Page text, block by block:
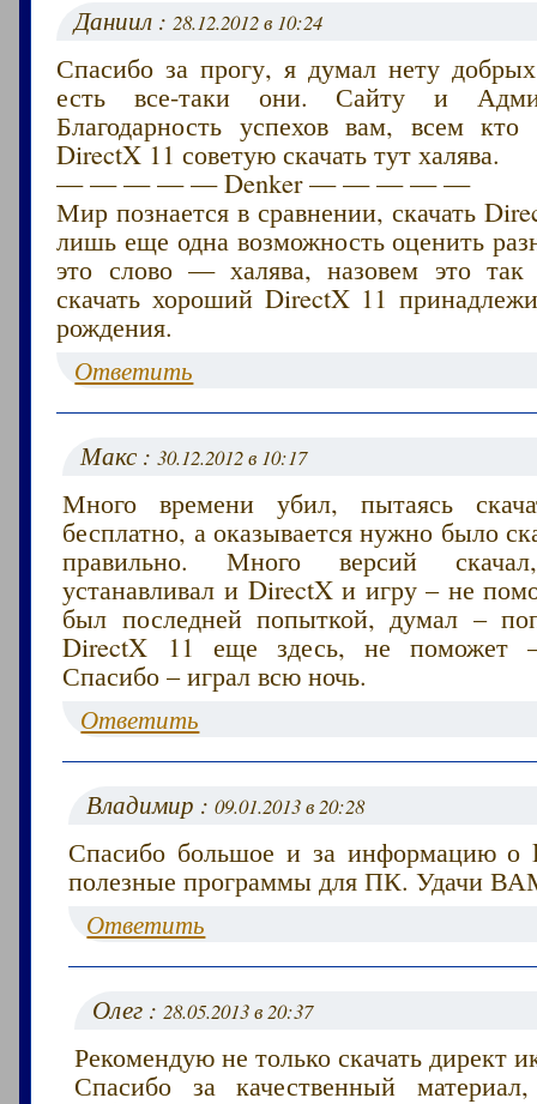
Даниил : 28.12.2012 в 10:24
Спасибо за прогу, я думал нету
есть все-таки они. Сайту и
Благодарность успехов вам, всем
DirectX 11 советую скачать тут халява.
— — — — — Denker — — — — —
Мир познается в сравнении, скачать
лишь еще одна возможность оценить
это слово — халява, назовем это так
скачать хороший DirectX 11
рождения.
Ответить
Макс :30.12.2012 в 10:17
Много времени убил, пытаясь
бесплатно, а оказывается нужно было
правильно. Много версий
устанавливал и DirectX и игру – не
был последней попыткой, думал –
DirectX 11 еще здесь, не поможет
Спасибо – играл всю ночь.
Ответить
Владимир :09.01.2013 в 20:28
Спасибо большое и за информацию о
полезные программы для ПК. Удачи
Ответить
Олег : 28.05.2013 в 20:37
Рекомендую не только скачать директ
Спасибо за качественный